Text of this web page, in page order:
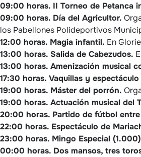
09:00 horas. II Torneo de Petanca
09:00 horas. Día del Agricultor.
los Pabellones Polideportivos
12:00 horas. Magia infantil. En
13:00 horas. Salida de Cabezudos.
13:00 horas. Amenización musical
17:30 horas. Vaquillas y
19:00 horas. Máster del porrón.
19:00 horas. Actuación musical del
20:00 horas. Partido de fútbol
22:00 horas. Espectáculo de
23:00 horas. Mingo Especial
00:00 horas. Dos mansos, tres